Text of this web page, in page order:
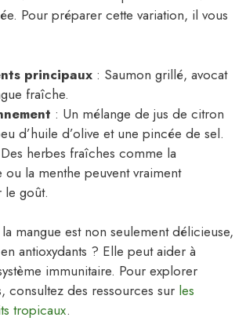
Pour préparer cette variation, il vous
principaux : Saumon grillé, avocat
fraîche.
: Un mélange de jus de citron
d’huile d’olive et une pincée de sel.
herbes fraîches comme la
la menthe peuvent vraiment
le goût.
mangue est non seulement délicieuse,
antioxydants ? Elle peut aider à
immunitaire. Pour explorer
consultez des ressources sur les
tropicaux.